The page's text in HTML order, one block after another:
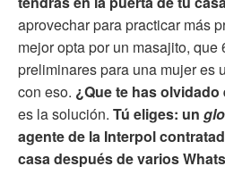
aprovechar para practicar más
mejor opta por un masajito, que
preliminares para una mujer es
con eso. ¿Que te has
es la solución. Tú eliges: un
agente de la Interpol
casa después de varios